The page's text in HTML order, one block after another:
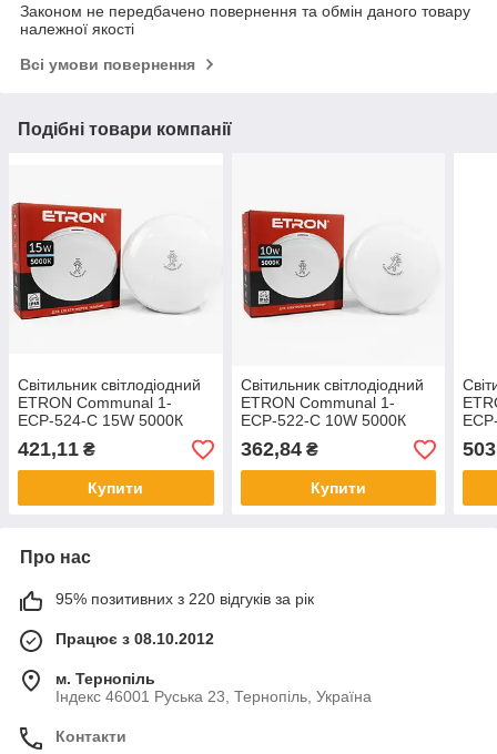
Законом не передбачено повернення та обмін даного товару
належної якості
Всі умови повернення
Подібні товари компанії
Світильник світлодіодний
ETRON Communal 1-
ЕСР-524-C 15W 5000К
circle +датчик руху
421,11 ₴
Купити
Світильник світлодіодний
ETRON Communal 1-
ЕСР-522-C 10W 5000К
circle +датчик руху
362,84₴
Купити
Про нас
95% позитивних з 220 відгуків за рік
Працює з 08.10.2012
м. Тернопіль
Індекс 46001 Руська 23, Тернопіль, Україна
Контакти